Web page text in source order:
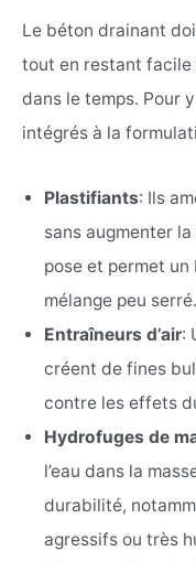
Le béton drainant
tout en restant
dans le temps. Pour
intégrés à la
Plastifiants: Ils
sans augmenter
pose et permet un
mélange peu serré.
Entraîneurs d’air:
créent de fines
contre les effets
Hydrofuges de
l’eau dans la
durabilité,
agressifs ou très